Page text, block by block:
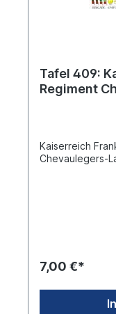
Tafel 409: Kaiserreich Frankreich: 4.
Regiment
Kaiserreich Frankreich:
7,00 €*